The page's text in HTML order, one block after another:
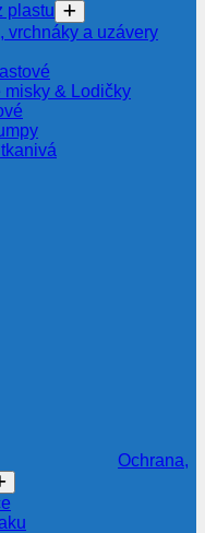
plastu
vrchnáky a uzávery
misky & Lodičky
Ochrana,